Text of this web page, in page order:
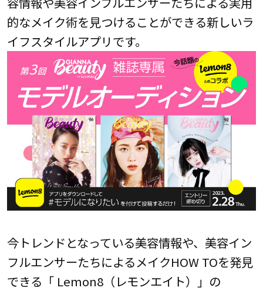
的なメイク術を見つけることができる新しいラ
イフスタイルアプリです。
今トレンドとなっている美容情報や、美容イン
フルエンサーたちによるメイクHOW TOを発見
できる「 Lemon8（レモンエイト）」の